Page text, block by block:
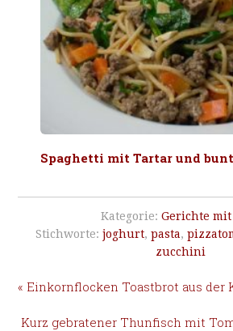
Spaghetti mit Tartar und
Kategorie: Gerichte mit
Stichworte: joghurt, pasta,
zucchini
« Einkornflocken Toastbrot aus der
Kurz gebratener Thunfisch mit